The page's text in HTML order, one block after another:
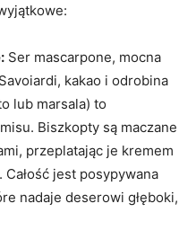
Ser mascarpone, mocna
kakao i odrobina
lub marsala) to
Biszkopty są maczane
przeplatając je kremem
jest posypywana
nadaje deserowi głęboki,